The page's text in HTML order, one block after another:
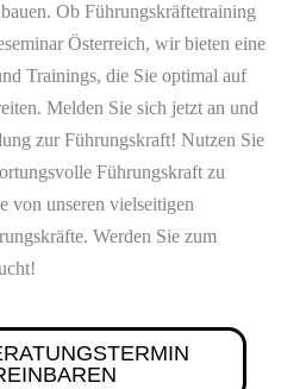
Ob Führungskräftetraining
Österreich, wir bieten eine
Trainings, die Sie optimal auf
Melden Sie sich jetzt an und
zur Führungskraft! Nutzen Sie
Führungskraft zu
von unseren vielseitigen
Werden Sie zum